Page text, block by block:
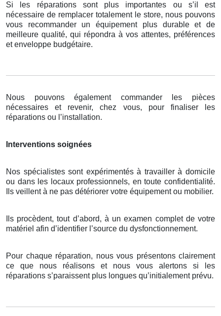
Si les réparations sont plus importantes ou s’il est
nécessaire de remplacer totalement le store, nous pouvons
vous recommander un équipement plus durable et de
meilleure qualité, qui répondra à vos attentes, préférences
et enveloppe budgétaire.
Nous pouvons également commander les pièces
nécessaires et revenir, chez vous, pour finaliser les
réparations ou l’installation.
Interventions soignées
Nos spécialistes sont expérimentés à travailler à domicile
ou dans les locaux professionnels, en toute confidentialité.
Ils veillent à ne pas détériorer votre équipement ou mobilier.
Ils procèdent, tout d’abord, à un examen complet de votre
matériel afin d’identifier l’source du dysfonctionnement.
Pour chaque réparation, nous vous présentons clairement
ce que nous réalisons et nous vous alertons si les
réparations s’paraissent plus longues qu’initialement prévu.